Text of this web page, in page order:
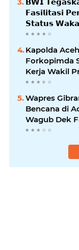
𝗕𝗪𝗜
𝗙𝗮𝘀𝗶𝗹𝗶𝘁𝗮𝘀𝗶
𝗦𝘁𝗮𝘁𝘂𝘀
Kapolda
Forkopimda
Kerja Wakil
Kabupaten
Wapres
Bencana di
Wagub Dek